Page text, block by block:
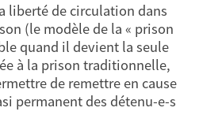
liberté de circulation dans
(le modèle de la « prison
quand il devient la seule
à la prison traditionnelle,
de remettre en cause
permanent des détenu-e-s